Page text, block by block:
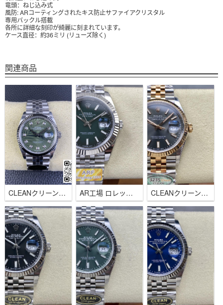
竜頭：ねじ込み式
風防: ARコーティングされたキス防止サファイアクリスタル
専用バックル搭載
各所に詳細な刻印が綺麗に刻まれています。
ケース直径：約36ミリ (リューズ除く)
関連商品
CLEANクリーン工場 ロレックス デイトジャスト36mmオリーブグリーンダイアル ダイヤインデックス 3235 AR工場 ロレックス デイトジャスト 41mm グリーンオンブレ 3235ムーブメント CLEANクリーン工場 ロレックス デイトジャスト 36mm ダークグレー コンビゴールド 3235ムーブメント